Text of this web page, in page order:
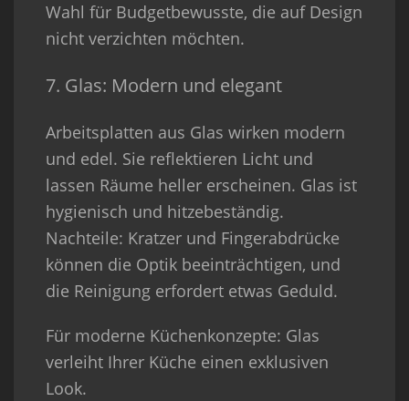
Wahl für Budgetbewusste, die auf Design
nicht verzichten möchten.
7. Glas: Modern und elegant
Arbeitsplatten aus Glas wirken modern
und edel. Sie reflektieren Licht und
lassen Räume heller erscheinen. Glas ist
hygienisch und hitzebeständig.
Nachteile: Kratzer und Fingerabdrücke
können die Optik beeinträchtigen, und
die Reinigung erfordert etwas Geduld.
Für moderne Küchenkonzepte: Glas
verleiht Ihrer Küche einen exklusiven
Look.